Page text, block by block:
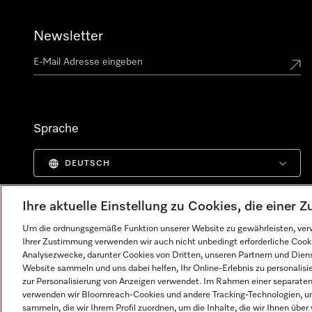
Newsletter
Sprache
DEUTSCH
Ihre aktuelle Einstellung zu Cookies, die einer
Um die ordnungsgemäße Funktion unserer Website zu gewährleisten,
Ihrer Zustimmung verwenden wir auch nicht unbedingt erforderliche
Analysezwecke, darunter Cookies von Dritten, unseren Partnern und
Website sammeln und uns dabei helfen, Ihr Online-Erlebnis zu
zur Personalisierung von Anzeigen verwendet. Im Rahmen einer
verwenden wir Bloomreach-Cookies und andere Tracking-Technologien,
sammeln, die wir Ihrem Profil zuordnen, um die Inhalte, die wir Ihnen